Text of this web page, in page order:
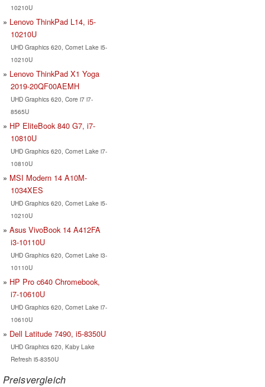
10210U
Lenovo ThinkPad L14, i5-
10210U
UHD Graphics 620, Comet Lake i5-
10210U
Lenovo ThinkPad X1 Yoga
2019-20QF00AEMH
UHD Graphics 620, Core i7 i7-
8565U
HP EliteBook 840 G7, i7-
10810U
UHD Graphics 620, Comet Lake i7-
10810U
MSI Modern 14 A10M-
1034XES
UHD Graphics 620, Comet Lake i5-
10210U
Asus VivoBook 14 A412FA
i3-10110U
UHD Graphics 620, Comet Lake i3-
10110U
HP Pro c640 Chromebook,
i7-10610U
UHD Graphics 620, Comet Lake i7-
10610U
Dell Latitude 7490, i5-8350U
UHD Graphics 620, Kaby Lake
Refresh i5-8350U
Preisvergleich